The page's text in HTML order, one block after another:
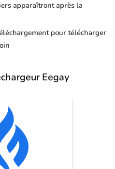
apparaîtront après la
pour télécharger
Eegay